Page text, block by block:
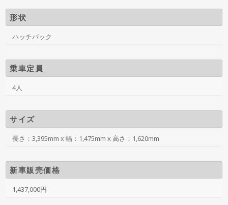
形状
ハッチバック
乗車定員
4人
サイズ
長さ：3,395mm x 幅：1,475mm x 高さ：1,620mm
新車販売価格
1,437,000円